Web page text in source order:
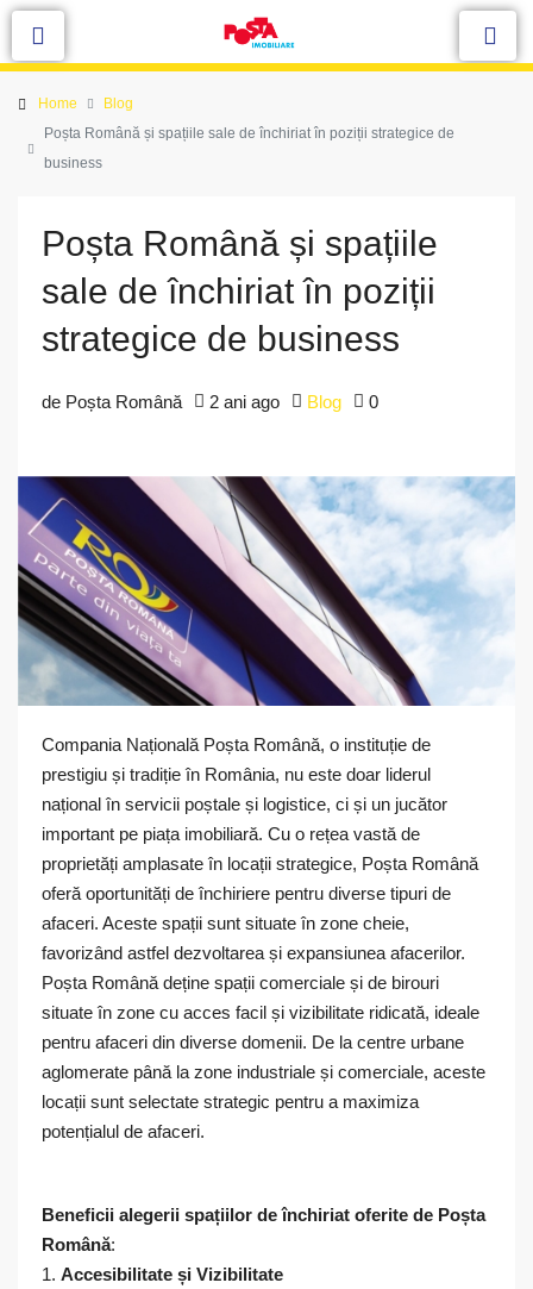
Home
Blog
Poșta Română și spațiile sale de închiriat în poziții strategice de
business
Poșta Română și spațiile
sale de închiriat în poziții
strategice de business
de Poșta Română 2 ani ago Blog 0
Compania Națională Poșta Română, o instituție de
prestigiu și tradiție în România, nu este doar liderul
național în servicii poștale și logistice, ci și un jucător
important pe piața imobiliară. Cu o rețea vastă de
proprietăți amplasate în locații strategice, Poșta Română
oferă oportunități de închiriere pentru diverse tipuri de
afaceri. Aceste spații sunt situate în zone cheie,
favorizând astfel dezvoltarea și expansiunea afacerilor.
Poșta Română deține spații comerciale și de birouri
situate în zone cu acces facil și vizibilitate ridicată, ideale
pentru afaceri din diverse domenii. De la centre urbane
aglomerate până la zone industriale și comerciale, aceste
locații sunt selectate strategic pentru a maximiza
potențialul de afaceri.
Beneficii alegerii spațiilor de închiriat oferite de Poșta
Română:
1. Accesibilitate și Vizibilitate